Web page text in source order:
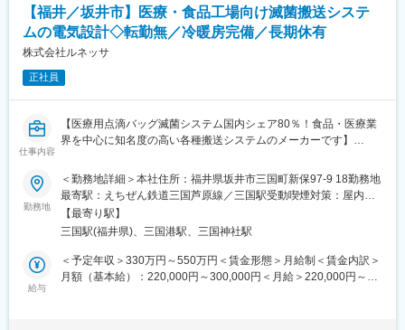
理、購買管理）
・JIS関連業務
・外部認証監査対応経験者
・社内外トラブル是正、客先対応経験のある方
・SDS作成、管理
◆就業環境：
・残業月30時間
・在宅相談可能
※やむを得ない事情がある際の在宅勤務は可能です。
・フレックスタイム制
◆キャリアパス：
福井製造所における品質保証業務の基幹要員として、幅広く業務
【福井／坂井市】医療・食品工場向け滅菌搬送システ
ムの電気設計◇転勤無／冷暖房完備／長期休有
株式会社ルネッサ
正社員
仕事内容
【医療用点滴バッグ滅菌システム国内シェア80％！食品・医療業
界を中心に知名度の高い各種搬送システムのメーカーです】
システム」／スケールの大きな設計へ携わることが可能です／基
本土日祝休みで働き方も充実～
■業務内容：
【変更の範囲：会社の定める業務】
装置の電気設計担当として、設計から試運転、現地立ち上げを担
っていただきます。
※ECADを使用します。
■詳細：
勤務地
＜勤務地詳細＞本社住所：福井県坂井市三国町新保97-9 18勤務地
最寄駅：えちぜん鉄道三国芦原線／三国駅受動喫煙対策：屋内全
面禁煙変更の範囲：本文参照
【最寄り駅】
三国駅(福井県)、三国港駅、三国神社駅
給与
＜予定年収＞330万円～550万円＜賃金形態＞月給制＜賃金内訳＞
月額（基本給）：220,000円～300,000円＜月給＞220,000円～